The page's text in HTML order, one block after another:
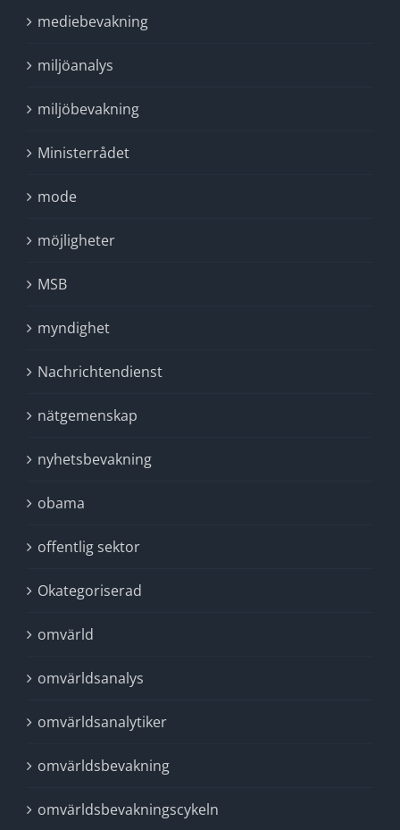
mediebevakning
miljöanalys
miljöbevakning
Ministerrådet
mode
möjligheter
MSB
myndighet
Nachrichtendienst
nätgemenskap
nyhetsbevakning
obama
offentlig sektor
Okategoriserad
omvärld
omvärldsanalys
omvärldsanalytiker
omvärldsbevakning
omvärldsbevakningscykeln